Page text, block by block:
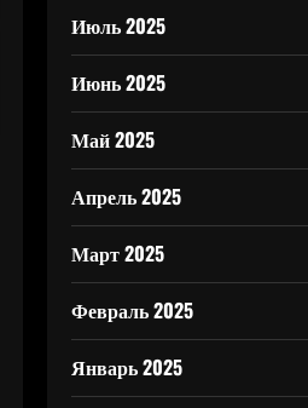
Июль 2025
Июнь 2025
Май 2025
Апрель 2025
Март 2025
Февраль 2025
Январь 2025